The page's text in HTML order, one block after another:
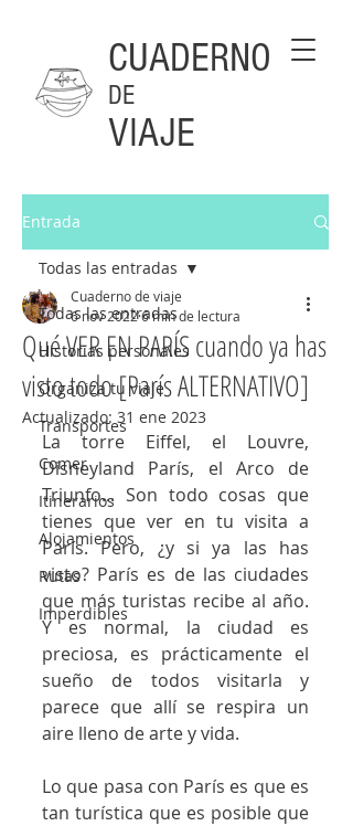
CUADERNO
DE
VIAJE
Entrada
Todas las entradas
Historias personales
Organiza tu viaje
Transportes
Comer
Itinerarios
Alojamientos
Rutas
Imperdibles
Todas las entradas
Qué VER EN PARÍS cuando ya has
visto todo [París ALTERNATIVO]
Cuaderno de viaje
6 nov 20226 min de lectura
Actualizado: 31 ene 2023
La torre Eiffel, el Louvre,
Disneyland París, el Arco de
Triunfo... Son todo cosas que
tienes que ver en tu visita a
París. Pero, ¿y si ya las has
visto? París es de las ciudades
que más turistas recibe al año.
Y es normal, la ciudad es
preciosa, es prácticamente el
sueño de todos visitarla y
parece que allí se respira un
aire lleno de arte y vida.
Lo que pasa con París es que es
tan turística que es posible que